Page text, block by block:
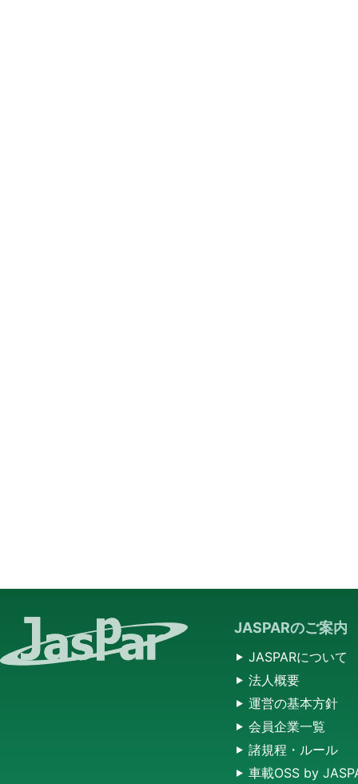
JASPARのご案内
JASPARについて
法人概要
運営の基本方針
会員企業一覧
諸規程・ルール
車載OSS by